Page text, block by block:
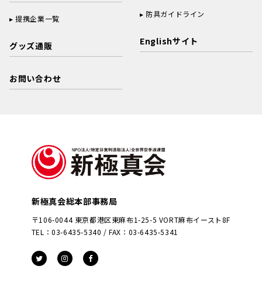
提携企業一覧
グッズ通販
お問い合わせ
防具ガイドライン
Englishサイト
新極真会総本部事務局
〒106-0044 東京都港区東麻布1-25-5 VORT麻布イースト8F
TEL：03-6435-5340 / FAX：03-6435-5341